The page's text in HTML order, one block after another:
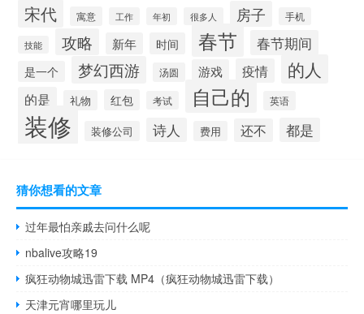
宋代 寓意 工作 年初 很多人 房子 手机
技能 攻略 新年 时间 春节 春节期间
是一个 梦幻西游 汤圆 游戏 疫情 的人
的是 礼物 红包 考试 自己的 英语
装修 装修公司 诗人 费用 还不 都是
猜你想看的文章
过年最怕亲戚去问什么呢
nbalive攻略19
疯狂动物城迅雷下载 MP4（疯狂动物城迅雷下载）
天津元宵哪里玩儿